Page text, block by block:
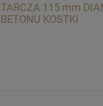
TARCZA 115 mm
BETONU KOSTKI